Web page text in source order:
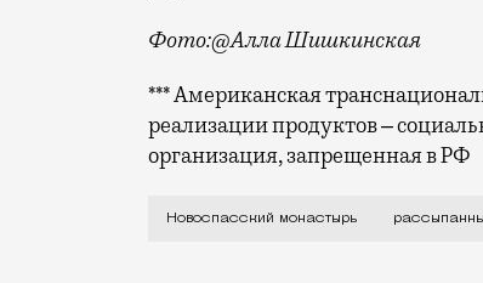
Фото:@Алла Шишкинская
*** Американская
реализации продуктов ‒
организация, запрещенная в РФ
Новоспасский монастырь